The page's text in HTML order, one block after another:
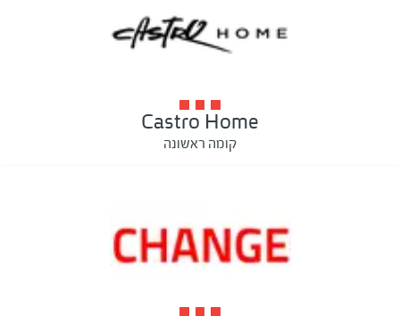
Castro Home
קומה ראשונה